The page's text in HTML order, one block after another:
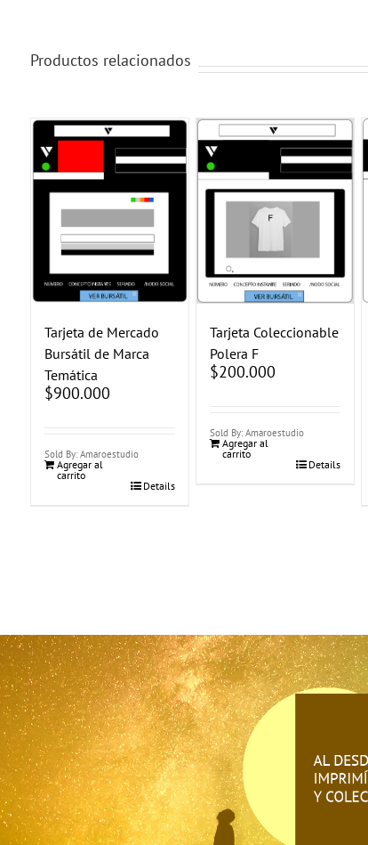
Productos relacionados
Tarjeta de Mercado
Bursátil de Marca
Temática
$900.000
Sold By: Amaroestudio
Agregar al
carrito
Details
Tarjeta Coleccionable
Polera F
$200.000
Sold By: Amaroestudio
Agregar al
carrito
Details